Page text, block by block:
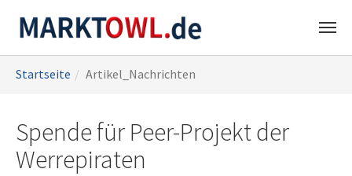
Hauptinhalt
sind
Startseite Artikel_Nachrichten
Spende für Peer-Projekt der
Werrepiraten